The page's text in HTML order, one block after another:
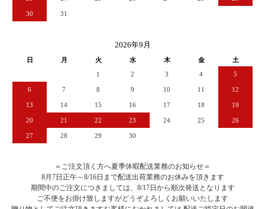
30 31
2026年9月
日 月 火 水 木 金
土
1
2 3 4 5
6 7 8 9 10 11 12
13 14 15 16 17 18 19
20 21 22 23 24 25 26
27 28 29 30
＝ご注文頂く方へ夏季休暇配送業務のお知らせ＝
8月7日正午～8/16日まで配送出荷業務のお休みを頂きます
期間中のご注文につきましては、8/17日から順次発送となります
ご不便をお掛け致しますがどうぞよろしくお願いいたします